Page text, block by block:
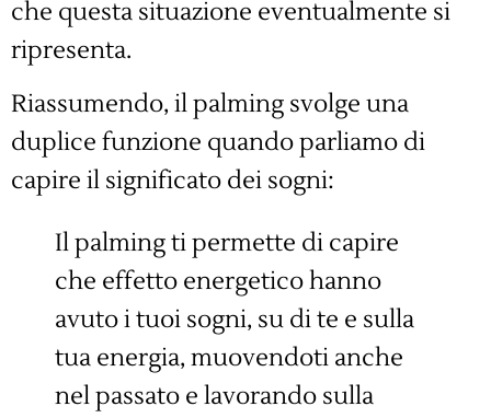
che questa situazione eventualmente si
ripresenta.
Riassumendo, il palming svolge una
duplice funzione quando parliamo di
capire il significato dei sogni:
Il palming ti permette di capire
che effetto energetico hanno
avuto i tuoi sogni, su di te e sulla
tua energia, muovendoti anche
nel passato e lavorando sulla